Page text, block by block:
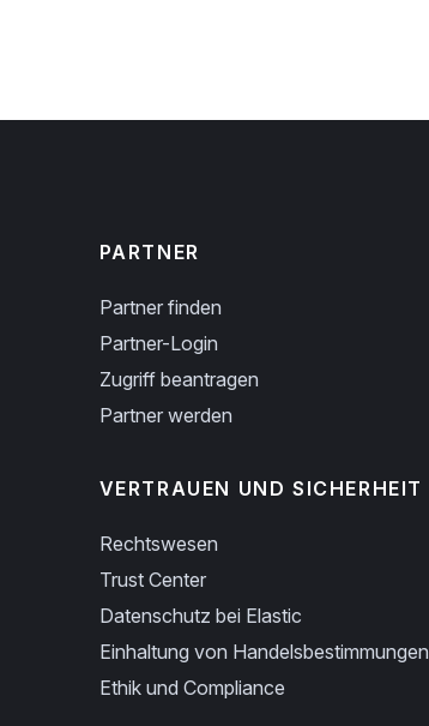
PARTNER
Partner finden
Partner-Login
Zugriff beantragen
Partner werden
VERTRAUEN UND SICHERHEIT
Rechtswesen
Trust Center
Datenschutz bei Elastic
Einhaltung von Handelsbestimmungen
Ethik und Compliance